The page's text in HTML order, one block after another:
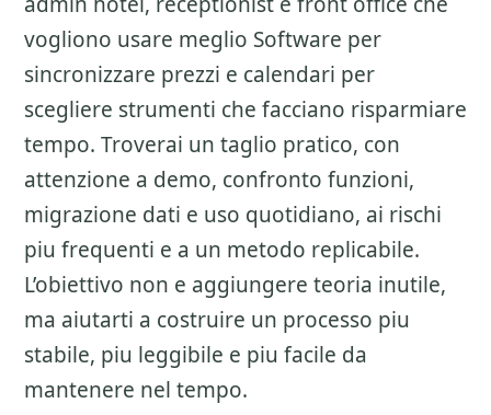
vogliono usare meglio Software per
sincronizzare prezzi e calendari per
scegliere strumenti che facciano risparmiare
tempo. Troverai un taglio pratico, con
attenzione a demo, confronto funzioni,
migrazione dati e uso quotidiano, ai rischi
piu frequenti e a un metodo replicabile.
L’obiettivo non e aggiungere teoria inutile,
ma aiutarti a costruire un processo piu
stabile, piu leggibile e piu facile da
mantenere nel tempo.